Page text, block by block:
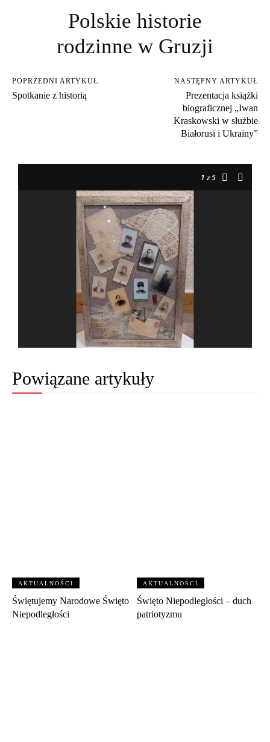
Polskie historie
rodzinne w Gruzji
POPRZEDNI ARTYKUŁ
Spotkanie z historią
NASTĘPNY ARTYKUŁ
Prezentacja książki
biograficznej „Iwan
Kraskowski w służbie
Białorusi i Ukrainy”
1z 5
Powiązane artykuły
AKTUALNOŚCI
Świętujemy Narodowe Święto
Niepodległości
AKTUALNOŚCI
Święto Niepodległości – duch
patriotyzmu